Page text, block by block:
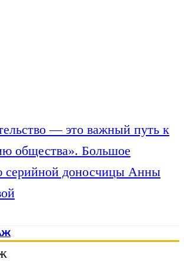
— это важный путь к
общества». Большое
серийной доносчицы Анны